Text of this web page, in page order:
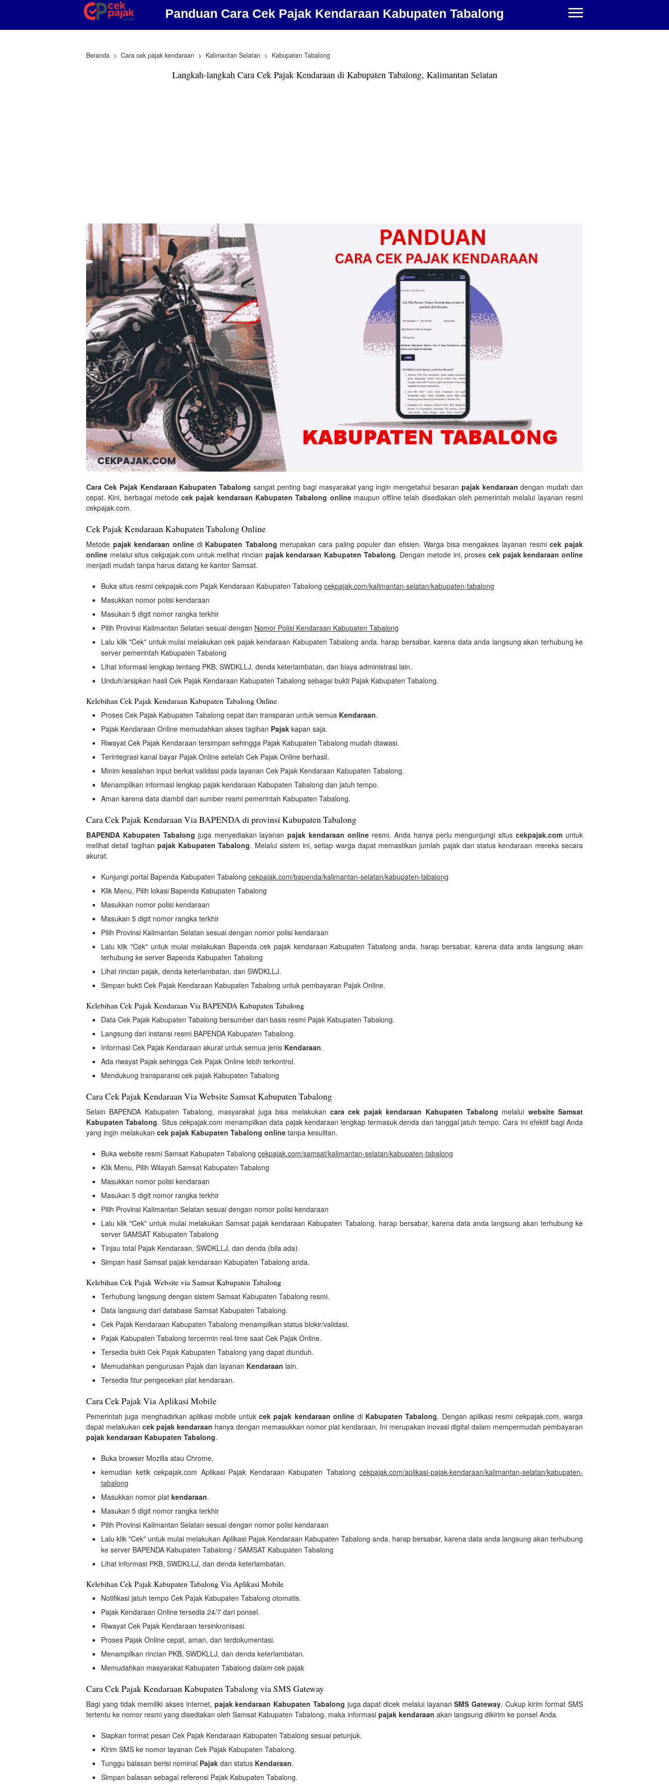
Panduan Cara Cek Pajak Kendaraan Kabupaten Tabalong
Beranda Cara cek pajak kendaraan Kalimantan Selatan Kabupaten Tabalong
Langkah-langkah Cara Cek Pajak Kendaraan di Kabupaten Tabalong, Kalimantan Selatan
Cara Cek Pajak Kendaraan Kabupaten Tabalong sangat penting bagi masyarakat yang ingin mengetahui besaran pajak kendaraan dengan mudah dan
cepat. Kini, berbagai metodecek pajak kendaraan Kabupaten Tabalong onlinemaupun offline telah disediakan oleh pemerintah melalui layanan resmi
cekpajak.com.
Cek Pajak Kendaraan Kabupaten Tabalong Online
Metode pajak kendaraan onlinedi Kabupaten Tabalong merupakan cara paling populer dan efisien. Warga bisa mengakses layanan resmicek pajak
online melalui situs cekpajak.com untuk melihat rincian pajak kendaraan Kabupaten Tabalong. Dengan metode ini, prosescek pajak kendaraan online
menjadi mudah tanpa harus datang ke kantor Samsat.
Buka situs resmi cekpajak.com Pajak Kendaraan Kabupaten Tabalong cekpajak.com/kalimantan-selatan/kabupaten-tabalong
Masukkan nomor polisi kendaraan
Masukan 5 digit nomor rangka terkhir
Pilih Provinsi Kalimantan Selatan sesuai dengan Nomor Polisi Kendaraan Kabupaten Tabalong
Lalu klik "Cek" untuk mulai melakukan cek pajak kendaraan Kabupaten Tabalong anda. harap bersabar, karena data anda langsung akan terhubung ke
server pemerintah Kabupaten Tabalong
Lihat informasi lengkap tentang PKB, SWDKLLJ, denda keterlambatan, dan biaya administrasi lain.
Unduh/arsipkan hasil Cek Pajak Kendaraan Kabupaten Tabalong sebagai bukti Pajak Kabupaten Tabalong.
Kelebihan Cek Pajak Kendaraan Kabupaten Tabalong Online
Proses Cek Pajak Kabupaten Tabalong cepat dan transparan untuk semua Kendaraan.
Pajak Kendaraan Online memudahkan akses tagihan Pajak kapan saja.
Riwayat Cek Pajak Kendaraan tersimpan sehingga Pajak Kabupaten Tabalong mudah diawasi.
Terintegrasi kanal bayar Pajak Online setelah Cek Pajak Online berhasil.
Minim kesalahan input berkat validasi pada layanan Cek Pajak Kendaraan Kabupaten Tabalong.
Menampilkan informasi lengkap pajak kendaraan Kabupaten Tabalong dan jatuh tempo.
Aman karena data diambil dari sumber resmi pemerintah Kabupaten Tabalong.
Cara Cek Pajak Kendaraan Via BAPENDA di provinsi Kabupaten Tabalong
BAPENDA Kabupaten Tabalong juga menyediakan layananpajak kendaraan online resmi. Anda hanya perlu mengunjungi situscekpajak.com untuk
melihat detail tagihan pajak Kabupaten Tabalong. Melalui sistem ini, setiap warga dapat memastikan jumlah pajak dan status kendaraan mereka secara
akurat.
Kunjungi portal Bapenda Kabupaten Tabalong cekpajak.com/bapenda/kalimantan-selatan/kabupaten-tabalong
Klik Menu, Pilih lokasi Bapenda Kabupaten Tabalong
Masukkan nomor polisi kendaraan
Masukan 5 digit nomor rangka terkhir
Pilih Provinsi Kalimantan Selatan sesuai dengan nomor polisi kendaraan
Lalu klik "Cek" untuk mulai melakukan Bapenda cek pajak kendaraan Kabupaten Tabalong anda. harap bersabar, karena data anda langsung akan
terhubung ke server Bapenda Kabupaten Tabalong
Lihat rincian pajak, denda keterlambatan, dan SWDKLLJ.
Simpan bukti Cek Pajak Kendaraan Kabupaten Tabalong untuk pembayaran Pajak Online.
Kelebihan Cek Pajak Kendaraan Via BAPENDA Kabupaten Tabalong
Data Cek Pajak Kabupaten Tabalong bersumber dari basis resmi Pajak Kabupaten Tabalong.
Langsung dari instansi resmi BAPENDA Kabupaten Tabalong.
Informasi Cek Pajak Kendaraan akurat untuk semua jenis Kendaraan.
Ada riwayat Pajak sehingga Cek Pajak Online lebih terkontrol.
Mendukung transparansi cek pajak Kabupaten Tabalong
Cara Cek Pajak Kendaraan Via Website Samsat Kabupaten Tabalong
Selain BAPENDA Kabupaten Tabalong, masyarakat juga bisa melakukan cara cek pajak kendaraan Kabupaten Tabalong melalui website Samsat
Kabupaten Tabalong. Situs cekpajak.com menampilkan data pajak kendaraan lengkap termasuk denda dan tanggal jatuh tempo. Cara ini efektif bagi Anda
yang ingin melakukan cek pajak Kabupaten Tabalong online tanpa kesulitan.
Buka website resmi Samsat Kabupaten Tabalong cekpajak.com/samsat/kalimantan-selatan/kabupaten-tabalong
Klik Menu, Pilih Wilayah Samsat Kabupaten Tabalong
Masukkan nomor polisi kendaraan
Masukan 5 digit nomor rangka terkhir
Pilih Provinsi Kalimantan Selatan sesuai dengan nomor polisi kendaraan
Lalu klik "Cek" untuk mulai melakukan Samsat pajak kendaraan Kabupaten Tabalong. harap bersabar, karena data anda langsung akan terhubung ke
server SAMSAT Kabupaten Tabalong
Tinjau total Pajak Kendaraan, SWDKLLJ, dan denda (bila ada).
Simpan hasil Samsat pajak kendaraan Kabupaten Tabalong anda.
Kelebihan Cek Pajak Website via Samsat Kabupaten Tabalong
Terhubung langsung dengan sistem Samsat Kabupaten Tabalong resmi.
Data langsung dari database Samsat Kabupaten Tabalong.
Cek Pajak Kendaraan Kabupaten Tabalong menampilkan status blokir/validasi.
Pajak Kabupaten Tabalong tercermin real-time saat Cek Pajak Online.
Tersedia bukti Cek Pajak Kabupaten Tabalong yang dapat diunduh.
Memudahkan pengurusan Pajak dan layanan Kendaraan lain.
Tersedia fitur pengecekan plat kendaraan.
Cara Cek Pajak Via Aplikasi Mobile
Pemerintah juga menghadirkan aplikasi mobile untukcek pajak kendaraan online di Kabupaten Tabalong. Dengan aplikasi resmi cekpajak.com, warga
dapat melakukan cek pajak kendaraan hanya dengan memasukkan nomor plat kendaraan. Ini merupakan inovasi digital dalam mempermudah pembayaran
pajak kendaraan Kabupaten Tabalong.
Buka browser Mozilla atau Chrome,
kemudian ketik cekpajak.com Aplikasi Pajak Kendaraan Kabupaten Tabalong cekpajak.com/aplikasi-pajak-kendaraan/kalimantan-selatan/kabupaten-
tabalong
Masukkan nomor plat kendaraan.
Masukan 5 digit nomor rangka terkhir
Pilih Provinsi Kalimantan Selatan sesuai dengan nomor polisi kendaraan
Lalu klik "Cek" untuk mulai melakukan Aplikasi Pajak Kendaraan Kabupaten Tabalong anda. harap bersabar, karena data anda langsung akan terhubung
ke server BAPENDA Kabupaten Tabalong / SAMSAT Kabupaten Tabalong
Lihat informasi PKB, SWDKLLJ, dan denda keterlambatan.
Kelebihan Cek Pajak Kabupaten Tabalong Via Aplikasi Mobile
Notifikasi jatuh tempo Cek Pajak Kabupaten Tabalong otomatis.
Pajak Kendaraan Online tersedia 24/7 dari ponsel.
Riwayat Cek Pajak Kendaraan tersinkronisasi.
Proses Pajak Online cepat, aman, dan terdokumentasi.
Menampilkan rincian PKB, SWDKLLJ, dan denda keterlambatan.
Memudahkan masyarakat Kabupaten Tabalong dalam cek pajak
Cara Cek Pajak Kendaraan Kabupaten Tabalong via SMS Gateway
Bagi yang tidak memiliki akses internet, pajak kendaraan Kabupaten Tabalong juga dapat dicek melalui layananSMS Gateway. Cukup kirim format SMS
tertentu ke nomor resmi yang disediakan oleh Samsat Kabupaten Tabalong, maka informasi pajak kendaraan akan langsung dikirim ke ponsel Anda.
Siapkan format pesan Cek Pajak Kendaraan Kabupaten Tabalong sesuai petunjuk.
Kirim SMS ke nomor layanan Cek Pajak Kabupaten Tabalong.
Tunggu balasan berisi nominal Pajak dan status Kendaraan.
Simpan balasan sebagai referensi Pajak Kabupaten Tabalong.